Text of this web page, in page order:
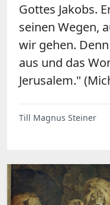
Gottes Jakobs.
seinen Wegen,
wir gehen.
aus und das
Jerusalem."
Till Magnus Steiner